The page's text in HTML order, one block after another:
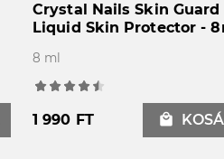
Crystal Nails Skin Guard
Liquid Skin Protector -
8 ml
1 990 FT local_mall